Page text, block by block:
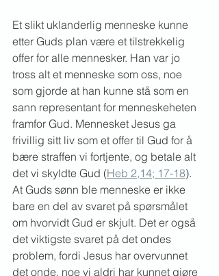
Et slikt uklanderlig menneske kunne
etter Guds plan være et tilstrekkelig
offer for alle mennesker. Han var jo
tross alt et menneske som oss, noe
som gjorde at han kunne stå som en
sann representant for menneskeheten
framfor Gud. Mennesket Jesus ga
frivillig sitt liv som et offer til Gud for å
bære straffen vi fortjente, og betale alt
det vi skyldte Gud (Heb 2,14; 17-18).
At Guds sønn ble menneske er ikke
bare en del av svaret på spørsmålet
om hvorvidt Gud er skjult. Det er også
det viktigste svaret på det ondes
problem, fordi Jesus har overvunnet
det onde, noe vi aldri har kunnet gjøre